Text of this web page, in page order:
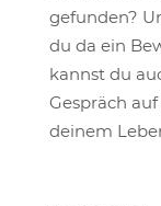
gefunden?
du da ein
kannst du
Gespräch
deinem